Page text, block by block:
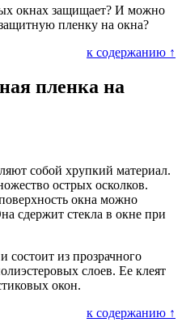
окнах защищает? И можно
пленку на окна?
к содержанию ↑
пленка на
собой хрупкий материал.
острых осколков.
окна можно
сдержит стекла в окне при
состоит из прозрачного
слоев. Ее клеят
окон.
к содержанию ↑